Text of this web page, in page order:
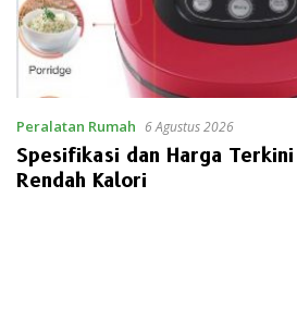
Peralatan Rumah 6 Agustus 2026
Spesifikasi dan Harga
Rendah Kalori